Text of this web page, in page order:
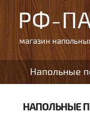
РФ-
магазин
Напольные
НАПОЛЬНЫЕ